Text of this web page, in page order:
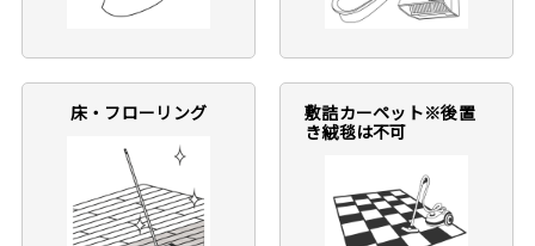
床・フローリング
敷詰カーペット※後置
き絨毯は不可